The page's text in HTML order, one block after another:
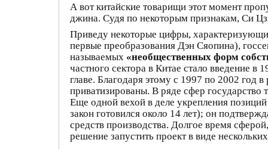
А вот китайские товарищи этот момент
джина. Судя по некоторым признакам, Си
Приведу некоторые цифры,
первые преобразования Дэн Сяопина),
называемых «необщественных форм
частного сектора в Китае стало введение
главе. Благодаря этому с 1997 по 2002 год
приватизированы. В ряде сфер
Еще одной вехой в деле укрепления позиций
закон готовился около 14 лет); он
средств производства. Долгое время
решение запустить проект в виде